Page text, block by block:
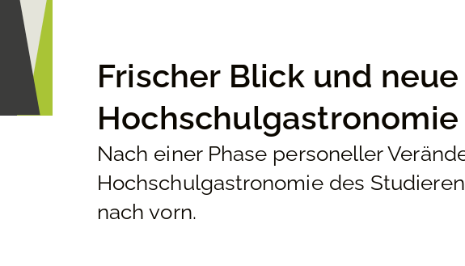
Frischer Blick und
Nach einer Phase personeller
Hochschulgastronomie des
nach vorn.